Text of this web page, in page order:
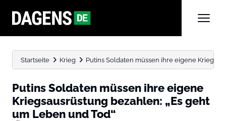
Startseite Krieg Putins Soldaten müssen ihre eigene
Putins Soldaten müssen ihre eigene
Kriegsausrüstung bezahlen: „Es geht
um Leben und Tod“